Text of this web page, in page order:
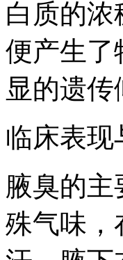
白质的
便产生了
显的遗
临床表现
腋臭的
殊气味，